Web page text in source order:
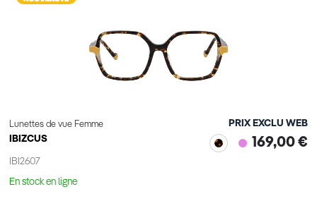
Lunettes de vue Femme
IBIZCUS
IBI2607
PRIX EXCLU WEB
169,00 €
En stock en ligne